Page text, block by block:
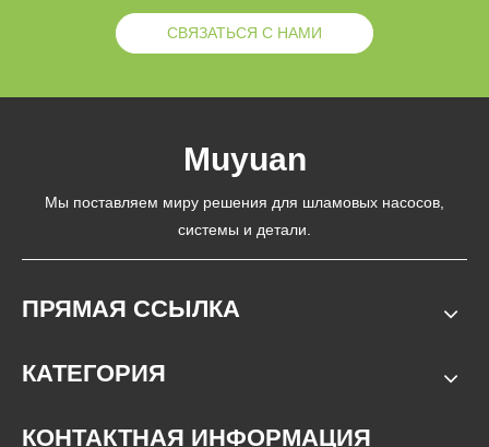
СВЯЗАТЬСЯ С НАМИ
Muyuan
Мы поставляем миру решения для шламовых насосов,
системы и детали.
ПРЯМАЯ ССЫЛКА
КАТЕГОРИЯ
КОНТАКТНАЯ ИНФОРМАЦИЯ